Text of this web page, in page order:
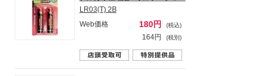
LR03(T) 2B
Web価格
180円 (税込)
164円 (税別)